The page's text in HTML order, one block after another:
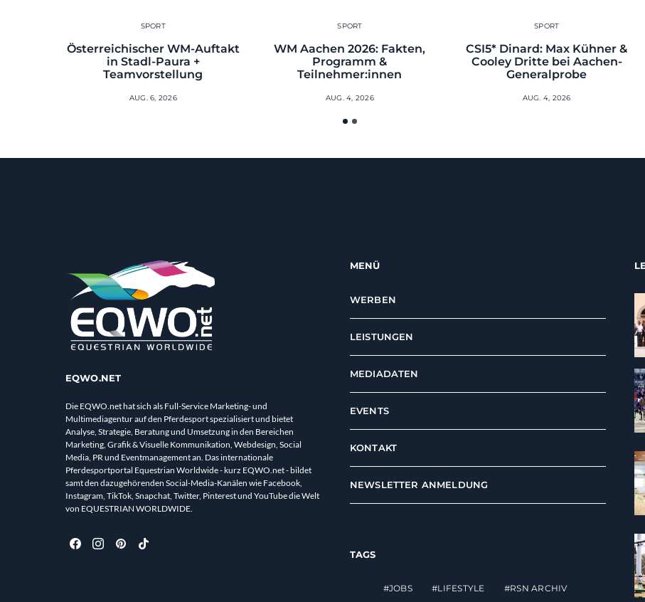
SPORT
Österreichischer WM-Auftakt
in Stadl-Paura +
Teamvorstellung
AUG. 6, 2026
SPORT
WM Aachen 2026: Fakten,
Programm &
Teilnehmer:innen
AUG. 4, 2026
SPORT
CSI5* Dinard: Max Kühner &
Cooley Dritte bei Aachen-
Generalprobe
AUG. 4, 2026
EQWO.NET
Die EQWO.net hat sich als Full-Service Marketing- und
Multimediagentur auf den Pferdesport spezialisiert und bietet
Analyse, Strategie, Beratung und Umsetzung in den Bereichen
Marketing, Grafik & Visuelle Kommunikation, Webdesign, Social
Media, PR und Eventmanagement an. Das internationale
Pferdesportportal Equestrian Worldwide - kurz EQWO.net - bildet
samt den dazugehörenden Social-Media-Kanälen wie Facebook,
Instagram, TikTok, Snapchat, Twitter, Pinterest und YouTube die Welt
von EQUESTRIAN WORLDWIDE.
MENÜ
WERBEN
LEISTUNGEN
MEDIADATEN
EVENTS
KONTAKT
NEWSLETTER ANMELDUNG
TAGS
JOBS LIFESTYLE
RSN ARCHIV